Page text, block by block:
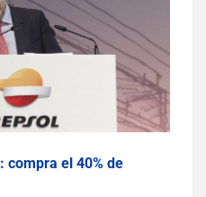
compra el 40% de